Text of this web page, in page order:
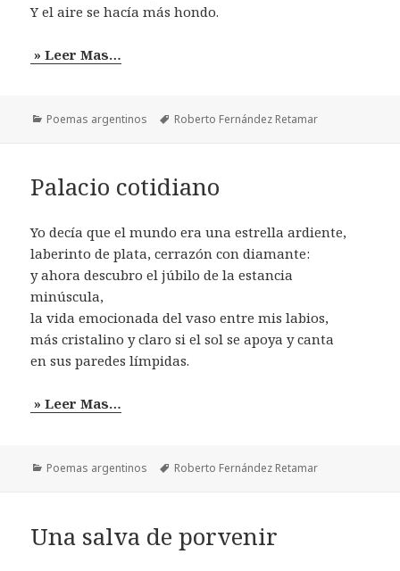
Y el aire se hacía más hondo.
» Leer Mas…
Categorías
Poemas argentinos Etiquetas
Roberto Fernández Retamar
Palacio cotidiano
Yo decía que el mundo era una estrella ardiente,
laberinto de plata, cerrazón con diamante:
y ahora descubro el júbilo de la estancia
minúscula,
la vida emocionada del vaso entre mis labios,
más cristalino y claro si el sol se apoya y canta
en sus paredes límpidas.
» Leer Mas…
Categorías
Poemas argentinos Etiquetas
Roberto Fernández Retamar
Una salva de porvenir